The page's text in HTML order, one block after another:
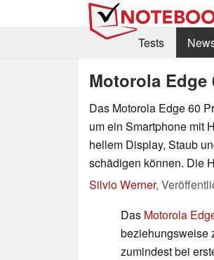
Tests
Motorola Edge
Das Motorola Edge 60
um ein Smartphone mit
hellem Display, Staub
schädigen können. Die
Silvio Werner,
Das Motorola
beziehungsweise
zumindest bei